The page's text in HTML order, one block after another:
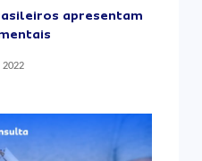
apresentam
2022